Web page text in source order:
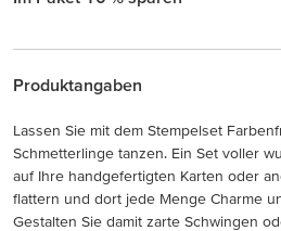
Produktangaben
Lassen Sie mit dem Stempelset
Schmetterlinge tanzen. Ein Set voller
auf Ihre handgefertigten Karten oder
flattern und dort jede Menge Charme
Gestalten Sie damit zarte Schwingen